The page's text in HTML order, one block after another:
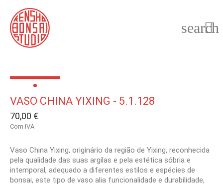

search
VASO CHINA YIXING - 5.1.128
70,00 €
Com IVA
Vaso China Yixing, originário da região de Yixing, reconhecida
pela qualidade das suas argilas e pela estética sóbria e
intemporal, adequado a diferentes estilos e espécies de
bonsai, este tipo de vaso alia funcionalidade e durabilidade,